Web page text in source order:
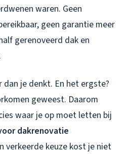
waren. Geen
geen garantie meer
gerenoveerd dak en
dan je denkt. En het ergste?
geweest. Daarom
waar je op moet letten bij
dakrenovatie
verkeerde keuze kost je niet